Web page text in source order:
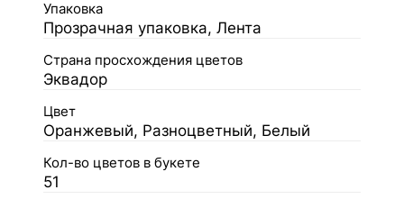
Упаковка
Прозрачная упаковка, Лента
Страна просхождения цветов
Эквадор
Цвет
Оранжевый, Разноцветный, Белый
Кол-во цветов в букете
51